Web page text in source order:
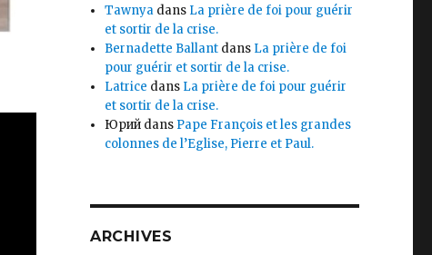
Tawnya dans La prière de foi pour guérir
et sortir de la crise.
Bernadette Ballant dans La prière de foi
pour guérir et sortir de la crise.
Latrice dans La prière de foi pour guérir
et sortir de la crise.
Юрий dans Pape François et les grandes
colonnes de l’Eglise, Pierre et Paul.
ARCHIVES